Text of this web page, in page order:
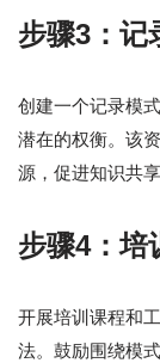
步骤3：记
创建一个记录模
潜在的权衡。该
源，促进知识共
步骤4：培
开展培训课程和
法。鼓励围绕模